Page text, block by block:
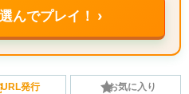
んでプレイ！ ›
URL発行 お気に入り